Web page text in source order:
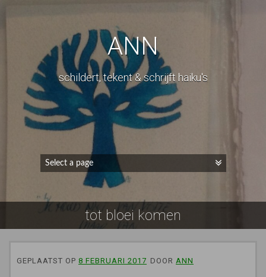
ANN
schildert, tekent & schrijft haiku's
tot bloei komen
GEPLAATST OP 8 FEBRUARI 2017 DOOR ANN